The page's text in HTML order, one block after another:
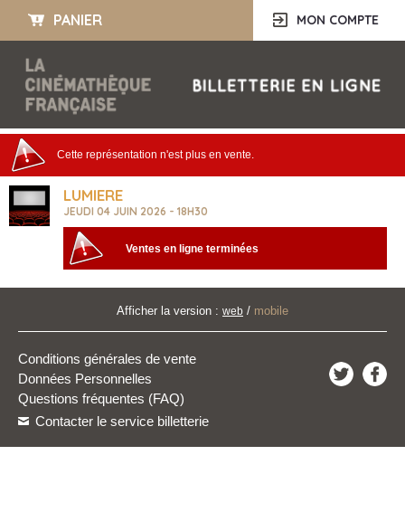
PANIER MON COMPTE
Cette représentation n'est plus en vente.
LUMIERE
JEUDI 04 JUIN 2026 - 18H30
Ventes en ligne terminées
Afficher la version : web / mobile
Questions fréquentes (FAQ)
Conditions générales de vente
Données Personnelles
Contacter le service billetterie